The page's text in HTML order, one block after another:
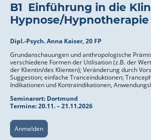
B1 Einführung in die
Hypnose/Hypnotherapie
Dipl.-Psych. Anna Kaiser, 20 FP
Grundanschauungen und anthropologische
verschiedene Formen der Utilisation (z.B. der
der Klientin/des Klienten); Veränderung durch
Suggestion; einfache Tranceinduktionen;
Indikationen und Kontraindikationen,
Seminarort: Dortmund
Termine: 20.11. – 21.11.2026
Anmelden